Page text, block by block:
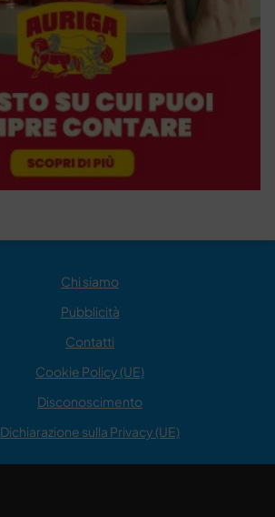
Chi siamo
Pubblicità
Contatti
Cookie Policy (UE)
Disconoscimento
Dichiarazione sulla Privacy (UE)